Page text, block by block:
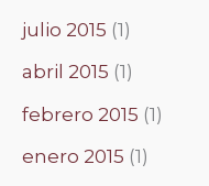
julio 2015 (1)
abril 2015 (1)
febrero 2015 (1)
enero 2015 (1)